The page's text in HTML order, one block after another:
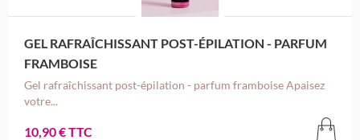
GEL RAFRAÎCHISSANT POST-ÉPILATION - PARFUM
FRAMBOISE
Gel rafraîchissant post-épilation - parfum framboise Apaisez
votre...
10,90 € TTC